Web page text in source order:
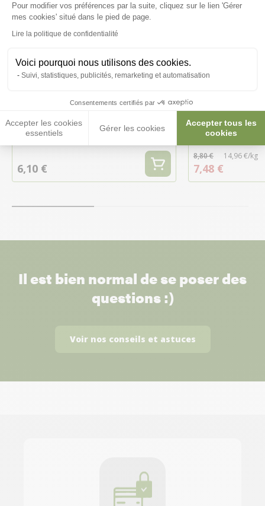
Pour modifier vos préférences par la suite, cliquez sur le lien 'Gérer
mes cookies' situé dans le pied de page.
Lire la politique de confidentialité
Voici pourquoi nous utilisons des cookies.
Suivi, statistiques, publicités, remarketing et automatisation
Consentements certifiés par
Accepter les cookies
essentiels
Gérer les cookies
Accepter tous les
cookies
Axeptio consent
Rouleau de papier pour batterie
oiseaux système papier 18 cm -
2GR
6,10 €
Charbon
Recharge
8,80 €
7,48 €
14,96 €/kg
Il est bien normal de se poser des
questions :)
Voir nos conseils et astuces